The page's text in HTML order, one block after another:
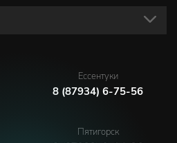
Ессентуки
8 (87934) 6-75-56
Пятигорск